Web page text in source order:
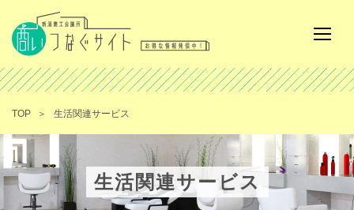
TOP 生活関連サービス
生活関連サービス